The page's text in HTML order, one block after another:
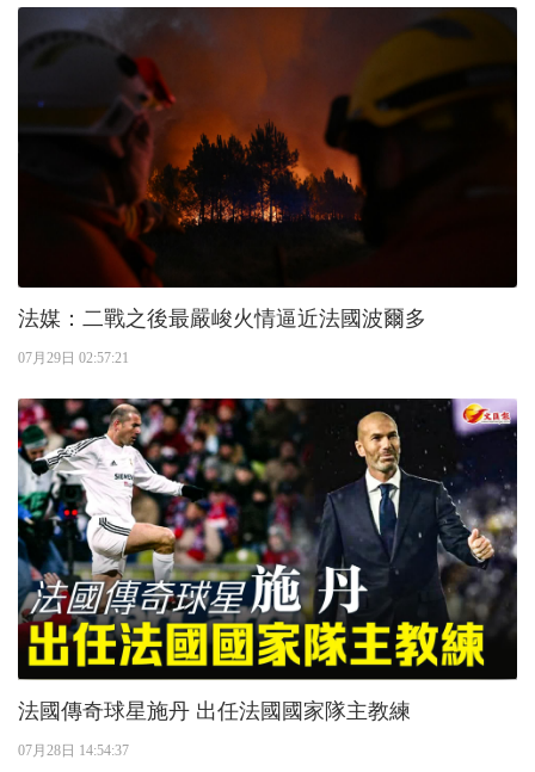
法媒：二戰之後最嚴峻火情逼近法國波爾多
07月29日 02:57:21
法國傳奇球星施丹 出任法國國家隊主教練
07月28日 14:54:37